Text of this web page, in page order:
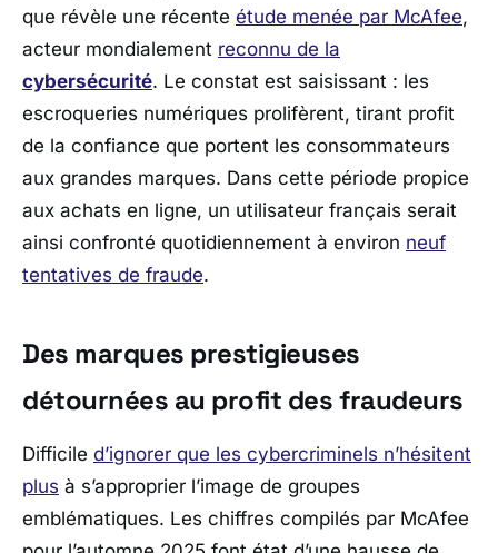
que révèle une récente étude menée par McAfee,
acteur mondialement reconnu de la
cybersécurité. Le constat est saisissant : les
escroqueries numériques prolifèrent, tirant profit
de la confiance que portent les consommateurs
aux grandes marques. Dans cette période propice
aux achats en ligne, un utilisateur français serait
ainsi confronté quotidiennement à environ neuf
tentatives de fraude.
Des marques prestigieuses
détournées au profit des fraudeurs
Difficile d’ignorer que les cybercriminels n’hésitent
plus à s’approprier l’image de groupes
emblématiques. Les chiffres compilés par McAfee